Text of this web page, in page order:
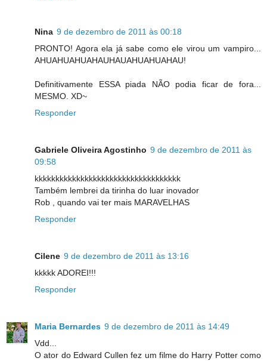
Nina 9 de dezembro de 2011 às 00:18
PRONTO! Agora ela já sabe como ele virou um vampiro...
AHUAHUAHUAHAUHAUAHUAHUAHAU!
Definitivamente ESSA piada NÃO podia ficar de fora...
MESMO. XD~
Responder
Gabriele Oliveira Agostinho 9 de dezembro de 2011 às
09:58
kkkkkkkkkkkkkkkkkkkkkkkkkkkkkkkkkkk
Também lembrei da tirinha do luar inovador
Rob , quando vai ter mais MARAVELHAS
Responder
Cilene 9 de dezembro de 2011 às 13:16
kkkkk ADOREI!!!
Responder
Maria Bernardes 9 de dezembro de 2011 às 14:49
Vdd...
O ator do Edward Cullen fez um filme do Harry Potter como